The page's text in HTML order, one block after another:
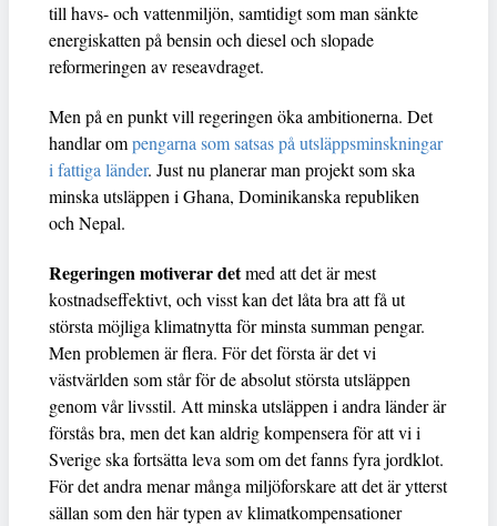
till havs- och vattenmiljön, samtidigt som man sänkte
energiskatten på bensin och diesel och slopade
reformeringen av reseavdraget.
Men på en punkt vill regeringen öka ambitionerna. Det
handlar ompengarna som satsas på utsläppsminskningar
i fattiga länder. Just nu planerar man projekt som ska
minska utsläppen i Ghana, Dominikanska republiken
och Nepal.
Regeringen motiverar detmed att det är mest
kostnadseffektivt, och visst kan det låta bra att få ut
största möjliga klimatnytta för minsta summan pengar.
Men problemen är flera. För det första är det vi
västvärlden som står för de absolut största utsläppen
genom vår livsstil. Att minska utsläppen i andra länder är
förstås bra, men det kan aldrig kompensera för att vi i
Sverige ska fortsätta leva som om det fanns fyra jordklot.
För det andra menar många miljöforskare att det är ytterst
sällan som den här typen av klimatkompensationer